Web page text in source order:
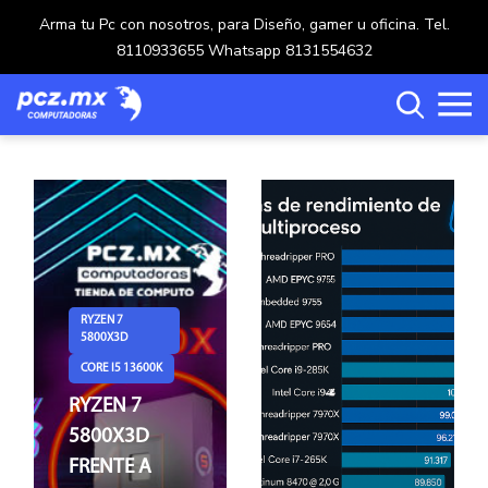
Arma tu Pc con nosotros, para Diseño, gamer u oficina. Tel.
8110933655 Whatsapp 8131554632
Categorías
Carrito de compras ()
Crear una cuenta
Ingresar
RYZEN 7
5800X3D
CORE I5 13600K
RYZEN 7
5800X3D
FRENTE A